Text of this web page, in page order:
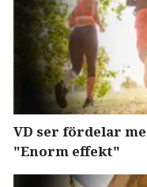
VD ser fördelar
"Enorm effekt"